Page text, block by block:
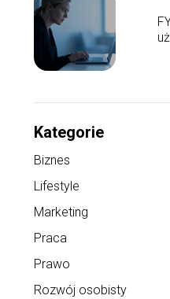
Kategorie
Biznes
Lifestyle
Marketing
Praca
Prawo
Rozwój osobisty